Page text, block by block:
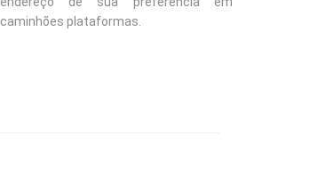
caminhões plataformas.